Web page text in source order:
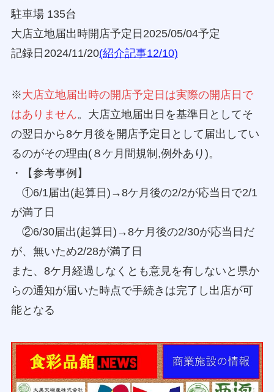
駐車場 135台
大店立地届出時開店予定日2025/05/04予定
記録日2024/11/20(紹介記事12/10)
※大店立地届出時の開店予定日は実際の開店日で
はありません。大店立地届出日を基準日としてそ
の翌日から8ケ月後を開店予定日として届出してい
るのがその理由(８ケ月間規制,例外あり)。
・【参考事例】
①6/1届出(起算日)→8ケ月後の2/2が応当日で2/1
が満了日
②6/30届出(起算日)→8ケ月後の2/30が応当日だ
が、無いため2/28が満了日
また、8ケ月経過しなくとも意見を有しないと県か
らの通知が届いた時点で手続きは完了し出店が可
能となる